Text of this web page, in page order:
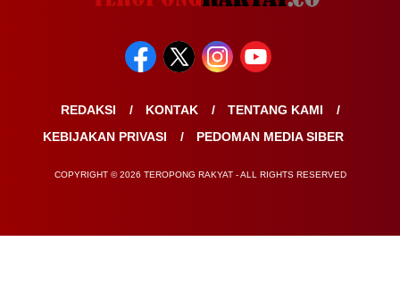
REDAKSI KONTAK
TENTANG KAMI
KEBIJAKAN PRIVASI
PEDOMAN MEDIA SIBER
COPYRIGHT © 2026 TEROPONG RAKYAT - ALL RIGHTS RESERVED